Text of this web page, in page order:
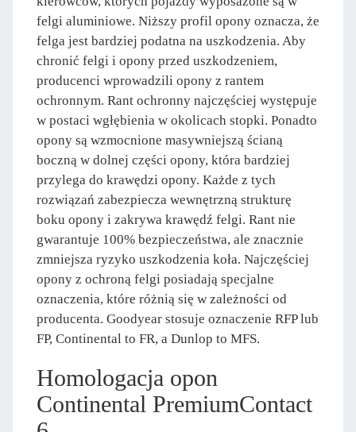
felgi aluminiowe. Niższy profil opony oznacza, że
felga jest bardziej podatna na uszkodzenia. Aby
chronić felgi i opony przed uszkodzeniem,
producenci wprowadzili opony z rantem
ochronnym. Rant ochronny najczęściej występuje
w postaci wgłębienia w okolicach stopki. Ponadto
opony są wzmocnione masywniejszą ścianą
boczną w dolnej części opony, która bardziej
przylega do krawędzi opony. Każde z tych
rozwiązań zabezpiecza wewnętrzną strukturę
boku opony i zakrywa krawędź felgi. Rant nie
gwarantuje 100% bezpieczeństwa, ale znacznie
zmniejsza ryzyko uszkodzenia koła. Najczęściej
opony z ochroną felgi posiadają specjalne
oznaczenia, które różnią się w zależności od
producenta. Goodyear stosuje oznaczenie RFP lub
FP, Continental to FR, a Dunlop to MFS.
Homologacja opon
Continental PremiumContact